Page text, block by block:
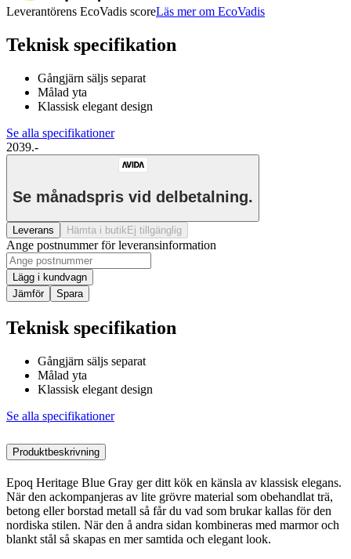
Leverantörens EcoVadis scoreLäs mer om EcoVadis
Teknisk specifikation
Gångjärn säljs separat
Målad yta
Klassisk elegant design
Se alla specifikationer
2039.-
Se månadspris vid delbetalning.
Leverans Hämta i butik Ej tillgänglig
Ange postnummer för leveransinformation
Lägg i kundvagn
Jämför
Spara
Teknisk specifikation
Gångjärn säljs separat
Målad yta
Klassisk elegant design
Se alla specifikationer
Produktbeskrivning
Epoq Heritage Blue Gray ger ditt kök en känsla av klassisk elegans.
När den ackompanjeras av lite grövre material som obehandlat trä,
betong eller borstad metall så får du vad som brukar kallas för den
nordiska stilen. När den å andra sidan kombineras med marmor och
blankt stål så skapas en mer samtida och elegant look.